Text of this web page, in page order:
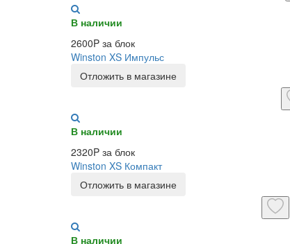
В наличии
2600P за блок
Winston XS Импульс
Отложить в магазине
В наличии
2320P за блок
Winston XS Компакт
Отложить в магазине
В наличии